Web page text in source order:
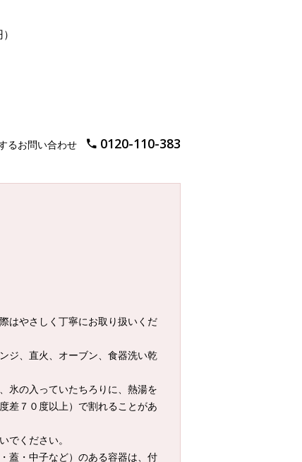
るお問い合わせ 0120-110-383
はやさしく丁寧にお取り扱いくだ
ジ、直火、オーブン、食器洗い乾
氷の入っていたちろりに、熱湯を
差７０度以上）で割れることがあ
でください。
蓋・中子など）のある容器は、付